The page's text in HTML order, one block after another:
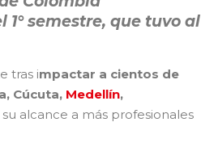
semestre, que tuvo al
tras impactar a cientos de
Cúcuta, Medellín,
alcance a más profesionales